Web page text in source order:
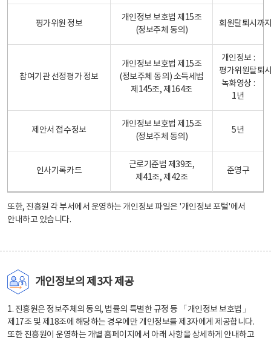
평가위원 정보
개인정보 보호법 제15조
(정보주체 동의)
회원탈퇴시까
참여기관 선정평가 정보
개인정보 보호법 제15조
(정보주체 동의) 소득세법
제145조, 제164조
개인정보 :
평가위원탈퇴
녹화영상 :
1년
제안서 접수정보
개인정보 보호법 제15조
(정보주체 동의)
5년
인사기록카드
근로기준법 제39조,
제41조, 제42조
준영구
또한, 진흥원 각 부서에서 운영하는 개인정보 파일은 '개인정보 포털'에서
안내하고 있습니다.
개인정보의 제3자 제공
1. 진흥원은 정보주체의 동의, 법률의 특별한 규정 등 「개인정보 보호법」
제17조 및 제18조에 해당하는 경우에만 개인정보를 제3자에게 제공합니다.
또한 진흥원이 운영하는 개별 홈페이지에서 아래 사항을 상세하게 안내하고